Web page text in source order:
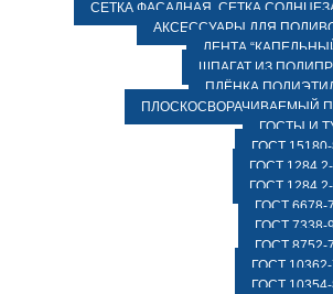
СЕТКА ФАСАДНАЯ. СЕТКА
АКСЕССУАРЫ ДЛЯ
ЛЕНТА
ШПАГАТ ИЗ
ПЛЁНКА
ПЛОСКОСВОРАЧИВАЕМЫЙ
ГОСТЫ И
ГОСТ
ГОСТ
ГОСТ
ГОСТ 6678-
ГОСТ 7338-
ГОСТ 8752-
ГОСТ
ГОСТ